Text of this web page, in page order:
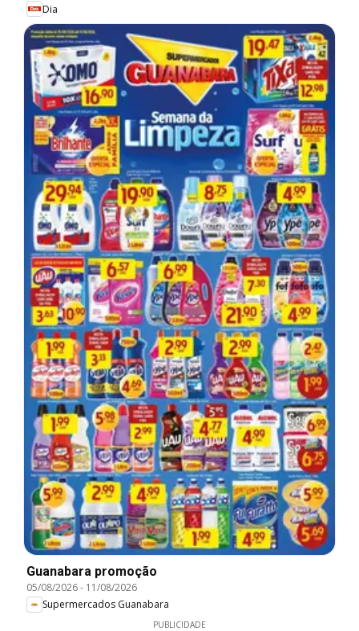
Dia
Guanabara promoção
05/08/2026- 11/08/2026
Supermercados Guanabara
PUBLICIDADE